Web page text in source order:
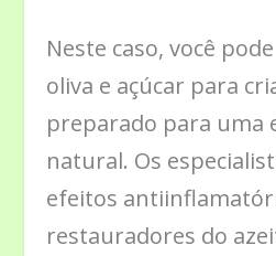
Neste caso, você
oliva e açúcar para
preparado para uma
natural. Os
efeitos
restauradores do